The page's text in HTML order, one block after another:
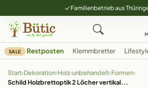
Familienbetrieb aus
SALE Restposten Klemmbretter
Start›Dekoration›Holz›unbehandelt›Formen›
Schild Holzbrettoptik 2 Löcher vertikal...